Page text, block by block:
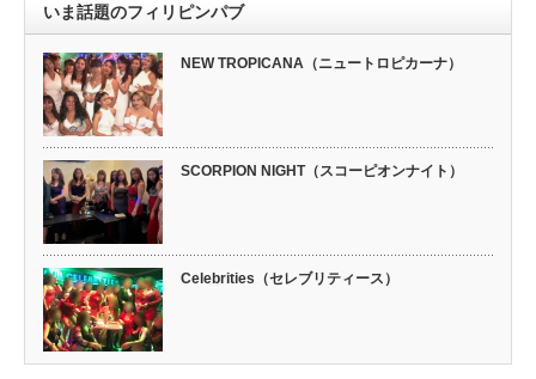
いま話題のフィリピンパブ
NEW TROPICANA（ニュートロピカーナ）
SCORPION NIGHT（スコーピオンナイト）
Celebrities（セレブリティース）